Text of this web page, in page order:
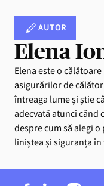
AUTOR
Elena
Elena este o
asigurărilor de
întreaga lume și știe
adecvată atunci
despre cum să alegi
liniștea și siguranța